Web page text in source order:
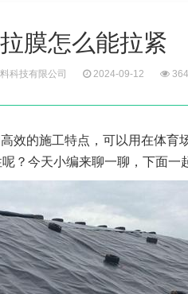
膜怎么能拉紧
科技有限公司 2024-09-12
效的施工特点，可以用在体育
？今天小编来聊一聊，下面一